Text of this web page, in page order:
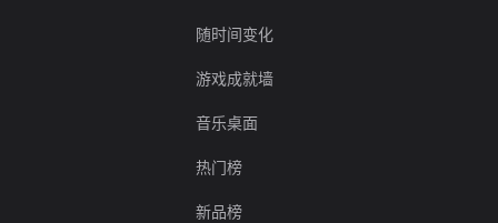
随时间变化
游戏成就墙
音乐桌面
热门榜
新品榜